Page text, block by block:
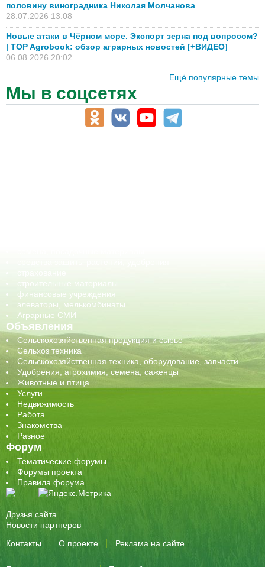
половину виноградника Николая Молчанова
28.07.2026 13:08
Новые атаки в Чёрном море. Экспорт зерна под вопросом?
| TOP Agrobook: обзор аграрных новостей [+ВИДЕО]
06.08.2026 20:02
Ещё популярные темы
Мы в соцсетях
строительные материалы
финансовые учреждения
элеваторы, мелькомбинаты
Аграрные СМИ
Объявления
Сельскохозяйственная продукция и сырье
Сельхоз техника
Сельскохозяйственная техника, оборудование, запчасти
Удобрения, агрохимия, семена, саженцы
Животные и птица
Услуги
Недвижимость
Работа
Знакомства
Разное
Форум
Тематические форумы
Форумы проекта
Правила форума
Друзья сайта
Новости партнеров
Контакты
О проекте Реклама на сайте